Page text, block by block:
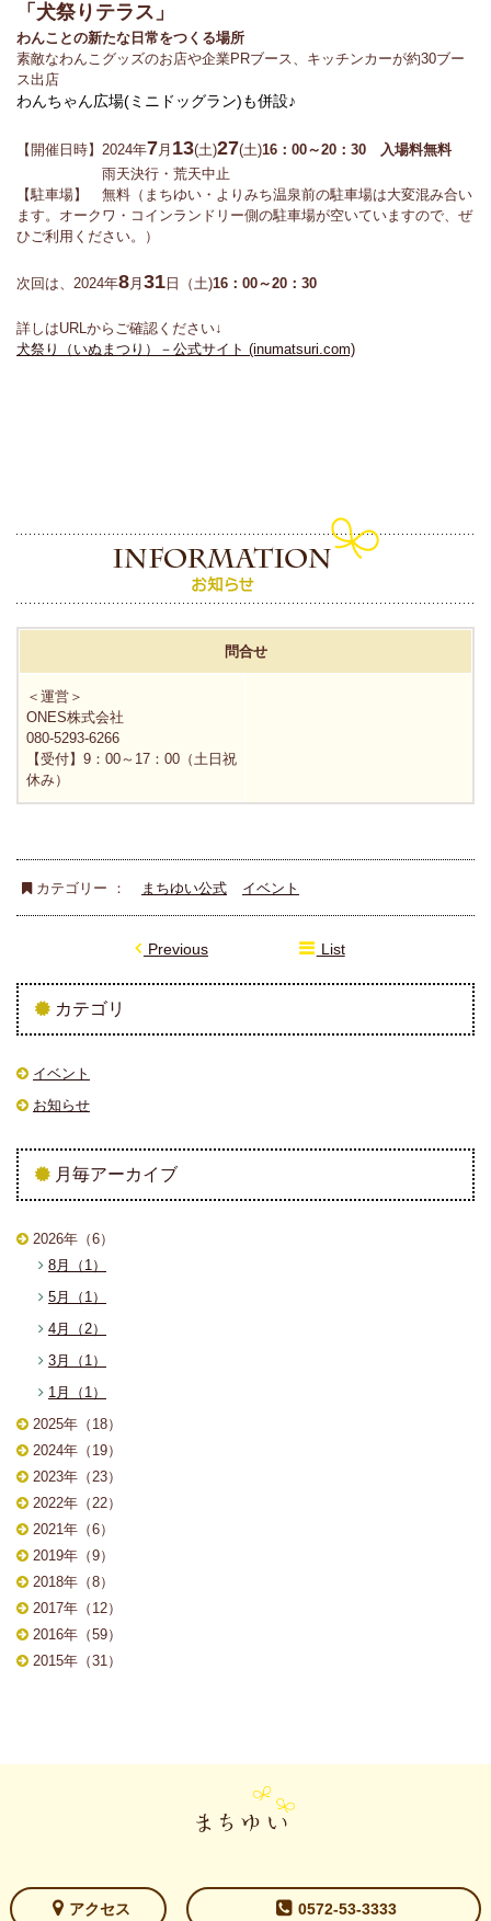
「犬祭りテラス」
わんことの新たな日常をつくる場所
素敵なわんこグッズのお店や企業PRブース、キッチンカーが約30ブー
ス出店
わんちゃん広場(ミニドッグラン)も併設♪
【開催日時】2024年7月 13(土)27(土)16：00～20：30 入場料無料
雨天決行・荒天中止
【駐車場】 無料（まちゆい・よりみち温泉前の駐車場は大変混み合い
ます。オークワ・コインランドリー側の駐車場が空いていますので、ぜ
ひご利用ください。）
次回は、2024年8月 31 日（土)16：00～20：30
詳しはURLからご確認ください↓
犬祭り（いぬまつり）－公式サイト (inumatsuri.com)
問合せ
＜運営＞
ONES株式会社
080-5293-6266
【受付】9：00～17：00（土日祝
休み）
カテゴリー ： まちゆい公式 イベント
Previous List
カテゴリ
イベント
お知らせ
月毎アーカイブ
2026年（6）
8月（1）
5月（1）
4月（2）
3月（1）
1月（1）
2025年（18）
2024年（19）
2023年（23）
2022年（22）
2021年（6）
2019年（9）
2018年（8）
2017年（12）
2016年（59）
2015年（31）
アクセス 0572-53-3333